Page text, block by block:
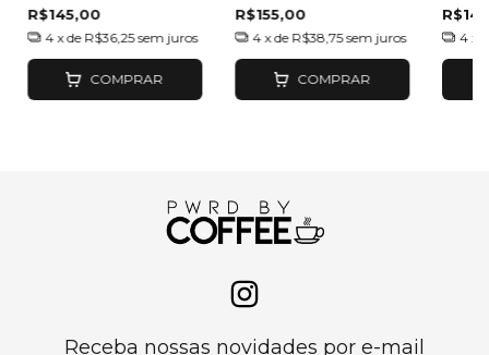
R$145,00
4 x de R$36,25 sem juros
COMPRAR
R$155,00
4 x de R$38,75 sem juros
COMPRAR
4 x
Receba nossas novidades por e-mail